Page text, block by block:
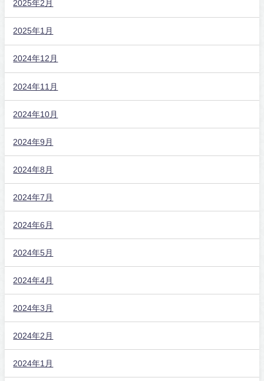
2025年2月
2025年1月
2024年12月
2024年11月
2024年10月
2024年9月
2024年8月
2024年7月
2024年6月
2024年5月
2024年4月
2024年3月
2024年2月
2024年1月